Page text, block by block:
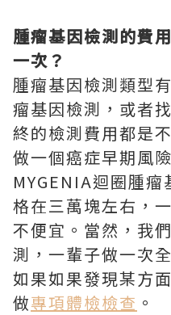
腫瘤基因檢測的費
一次？
腫瘤基因檢測類型
瘤基因檢測，或者
終的檢測費用都是
做一個癌症早期風
MYGENIA迴圈腫
格在三萬塊左右，
不便宜。當然，我
測，一輩子做一次
如果如果發現某方
做專項體檢檢查 。